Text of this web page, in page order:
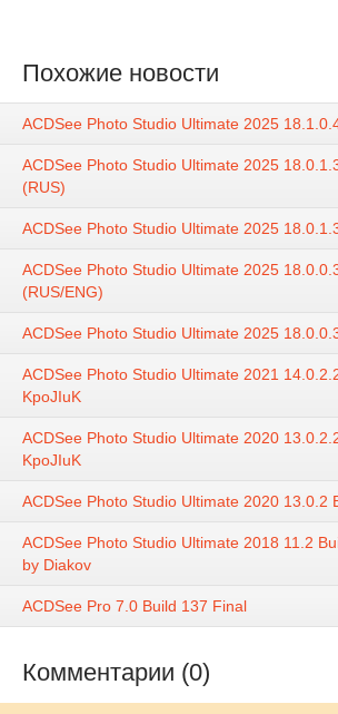
Похожие новости
ACDSee Photo Studio Ultimate 2025
ACDSee Photo Studio Ultimate 2025
(RUS)
ACDSee Photo Studio Ultimate 2025
ACDSee Photo Studio Ultimate 2025
(RUS/ENG)
ACDSee Photo Studio Ultimate 2025
ACDSee Photo Studio Ultimate 2021
KpoJIuK
ACDSee Photo Studio Ultimate 2020
KpoJIuK
ACDSee Photo Studio Ultimate 2020 13.0.2
ACDSee Photo Studio Ultimate 2018 11.2
by Diakov
ACDSee Pro 7.0 Build 137 Final
Комментарии (0)